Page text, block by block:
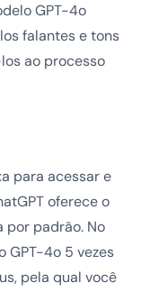
GPT-4o
falantes e tons
ao processo
para acessar e
oferece o
por padrão. No
GPT-4o 5 vezes
pela qual você